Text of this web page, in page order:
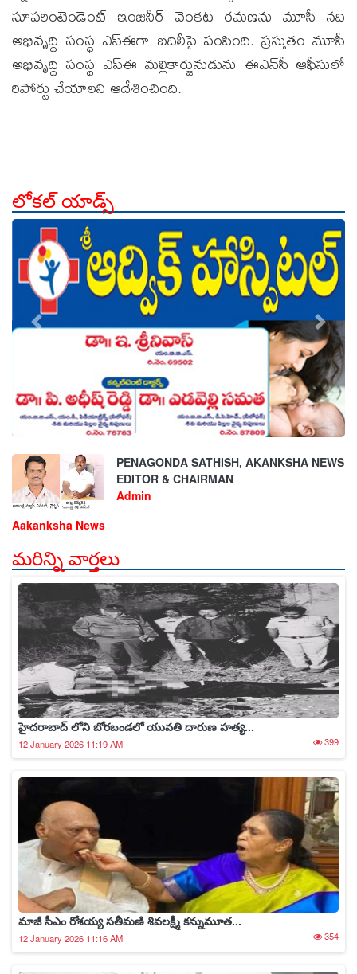
సూపరింటెండెంట్‌ ఇంజినీర్‌ వెంకట రమణను మూసీ నది
అభివృద్ధి సంస్థ ఎస్‌ఈగా బదిలీపై పంపింది. ప్రస్తుతం మూసీ
అభివృద్ధి సంస్థ ఎస్‌ఈ మల్లికార్జునుడును ఈఎన్‌సీ ఆఫీసులో
రిపోర్టు చేయాలని ఆదేశించింది.
లోకల్ యాడ్స్
count is:9 count is:9 count is:9count is:9
count is:9 count is:9 count is:9
PENAGONDA SATHISH, AKANKSHA NEWS
EDITOR & CHAIRMAN
Admin
Aakanksha News
మరిన్ని వార్తలు
హైదరాబాద్ లోని బోరబండలో యువతి దారుణ హత్య...
12 January 2026 11:19 AM 399
మాజీ సీఎం రోశయ్య సతీమణి శివలక్ష్మీ కన్నుమూత...
12 January 2026 11:16 AM 354